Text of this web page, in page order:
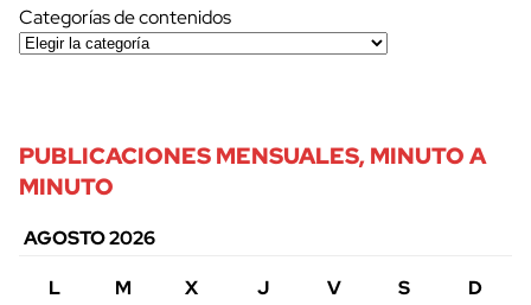
Categorías de contenidos
PUBLICACIONES MENSUALES, MINUTO A
MINUTO
AGOSTO 2026
L
M X J V S
D